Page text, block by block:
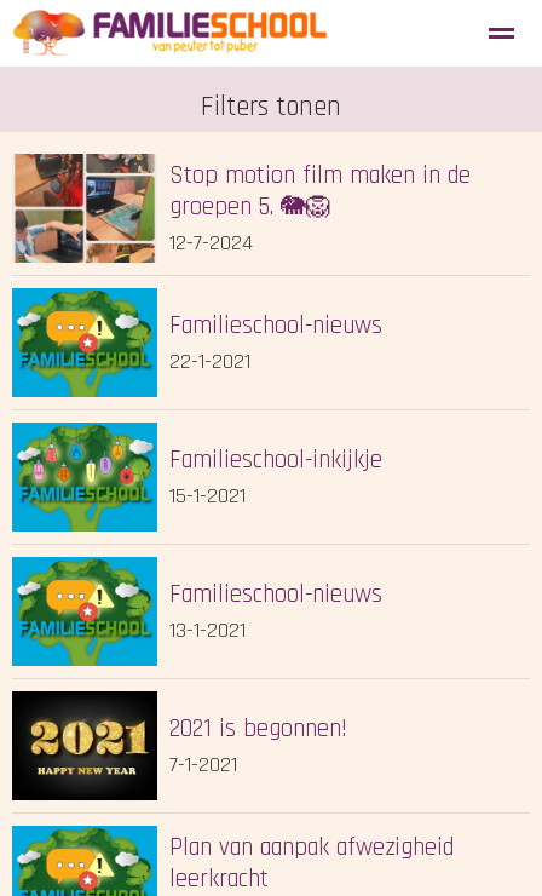
Aanmelden nieuwe leerlingen Blosse
Home Locatie
Filters tonen
Stop motion film maken in de
groepen 5. 🐘🦁
12-7-2024
Familieschool-nieuws
22-1-2021
Familieschool-inkijkje
15-1-2021
Familieschool-nieuws
13-1-2021
2021 is begonnen!
7-1-2021
Plan van aanpak afwezigheid
leerkracht